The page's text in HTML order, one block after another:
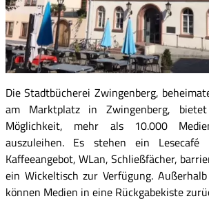
Die Stadtbücherei Zwingenberg,
am Marktplatz in Zwingenberg,
Möglichkeit, mehr als 10.000
auszuleihen. Es stehen ein
Kaffeeangebot, WLan, Schließfächer,
ein Wickeltisch zur Verfügung.
können Medien in eine Rückgabekiste